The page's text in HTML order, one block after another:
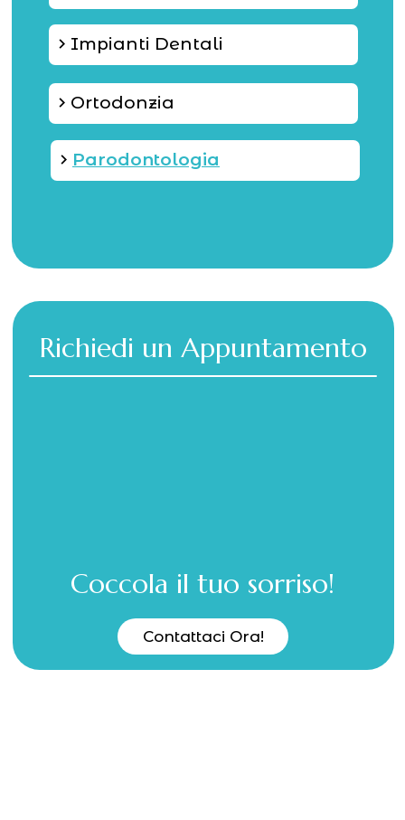
Contattaci Ora!
Coccola il tuo sorriso!
Richiedi un Appuntamento
keyboard_arrow_right Parodontologia
Impianti Dentali
keyboard_arrow_right
Ortodonzia
keyboard_arrow_right